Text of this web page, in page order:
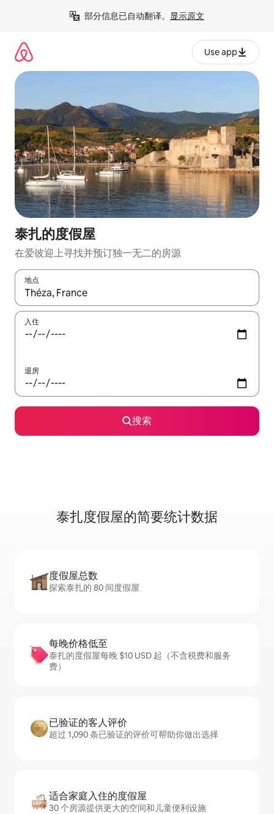
部分信息已自动翻译。 显示原文
Use app
泰扎的度假屋
在爱彼迎上寻找并预订独一无二的房源
地点
如有搜索结果，请使用上下方向键查看，或通过点击或滑动手势
入住
退房
搜索
泰扎度假屋的简要统计数据
度假屋总数
探索泰扎的 80 间度假屋
每晚价格低至
泰扎的度假屋每晚 $10 USD 起（不含税费和服务
费）
已验证的客人评价
超过 1,090 条已验证的评价可帮助你做出选择
适合家庭入住的度假屋
30 个房源提供更大的空间和儿童便利设施